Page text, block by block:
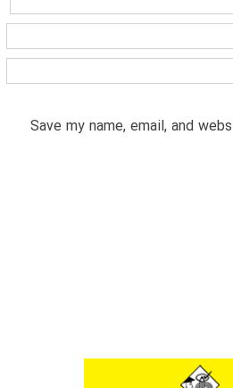
Save my name, email, and